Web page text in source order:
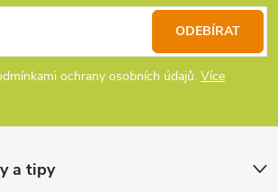
ochrany osobních údajů. Více
ODEBÍRAT
a tipy